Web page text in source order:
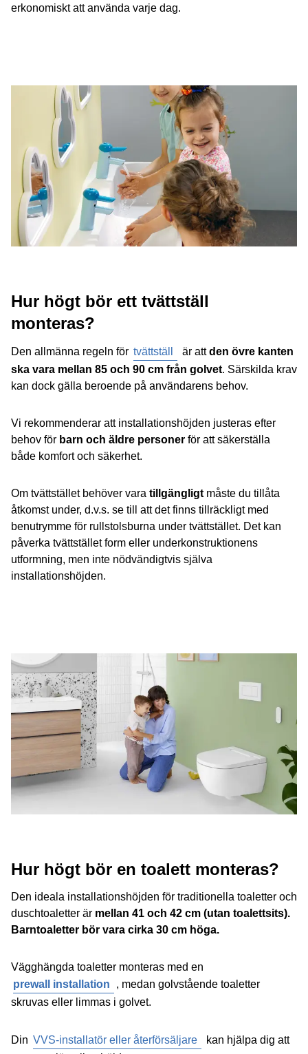
erkonomiskt att använda varje dag.
Hur högt bör ett tvättställ
monteras?
Den allmänna regeln för tvättställ är attden övre kanten
ska vara mellan 85 och 90 cm från golvet. Särskilda krav
kan dock gälla beroende på användarens behov.
Vi rekommenderar att installationshöjden justeras efter
behov för barn och äldre personer för att säkerställa
både komfort och säkerhet.
Om tvättstället behöver vara tillgängligt måste du tillåta
åtkomst under, d.v.s. se till att det finns tillräckligt med
benutrymme för rullstolsburna under tvättstället. Det kan
påverka tvättstället form eller underkonstruktionens
utformning, men inte nödvändigtvis själva
installationshöjden.
Hur högt bör en toalett monteras?
Den ideala installationshöjden för traditionella toaletter och
duschtoaletter är mellan 41 och 42 cm (utan toalettsits).
Barntoaletter bör vara cirka 30 cm höga.
Vägghängda toaletter monteras med en
prewall installation
, medan golvstående toaletter
skruvas eller limmas i golvet.
Din VVS-installatör eller återförsäljare
kan hjälpa dig att